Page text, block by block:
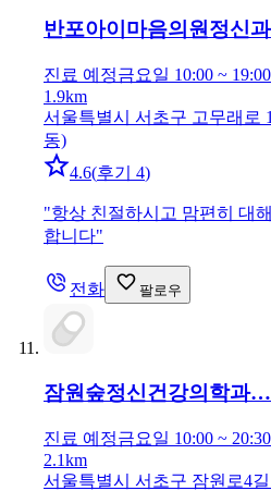
반포아이마음의원정신과
진료 예정금요일 10:00 ~ 19:00
1.9km
서울특별시 서초구 고무래로
동)
4.6(후기 4)
"항상 친절하시고 맘편히 대
합니다"
전화 팔로우
잠원숲정신건강의학과…
진료 예정금요일 10:00 ~ 20:30
2.1km
서울특별시 서초구 잠원로4